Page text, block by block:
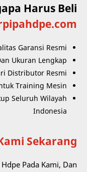
Harus Beli
Garansi Resmi
Ukuran Lengkap
Distributor Resmi
Training Mesin
Seluruh Wilayah
Indonesia
Sekarang!
Pada Kami, Dan